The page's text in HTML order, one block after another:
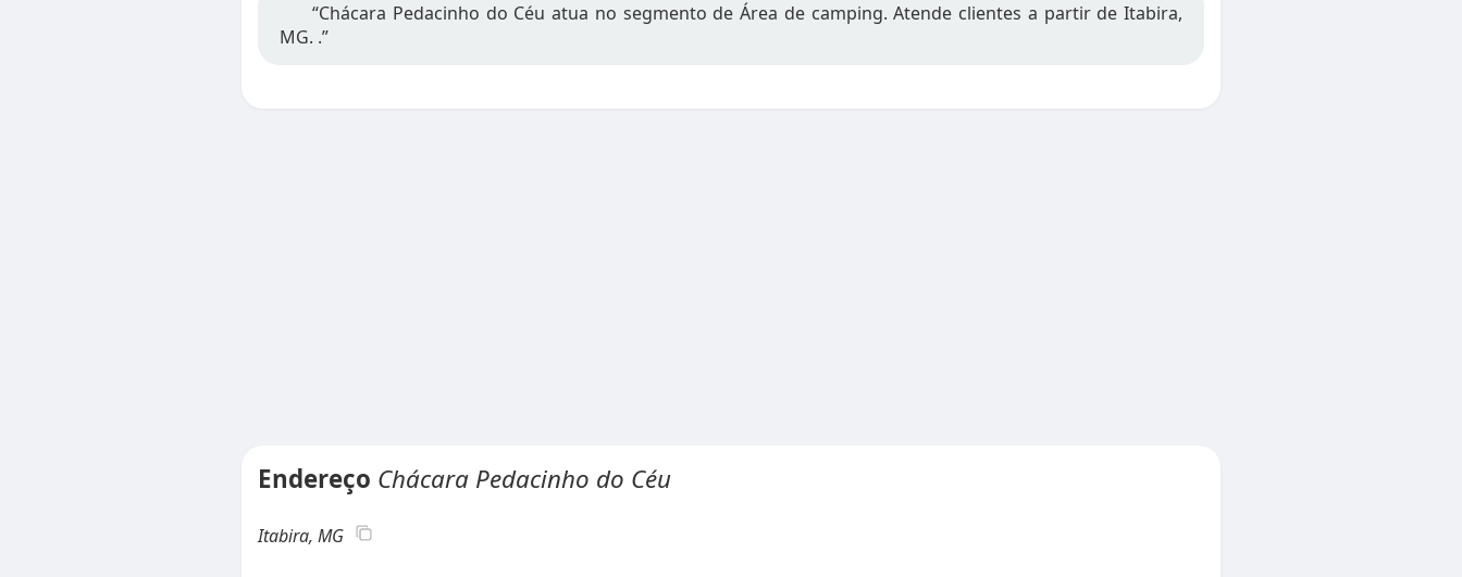
“Chácara Pedacinho do Céu atua no segmento de Área de camping. Atende clientes a partir de Itabira,
MG. .”
Endereço Chácara Pedacinho do Céu
Itabira, MG